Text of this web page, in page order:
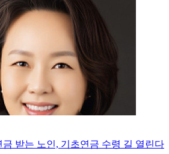
금 받는 노인, 기초연금 수령 길 열린다